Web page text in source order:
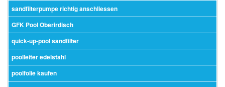
sandfilterpumpe richtig anschliessen
GFK Pool Oberirdisch
quick-up-pool sandfilter
poolleiter edelstahl
poolfolie kaufen